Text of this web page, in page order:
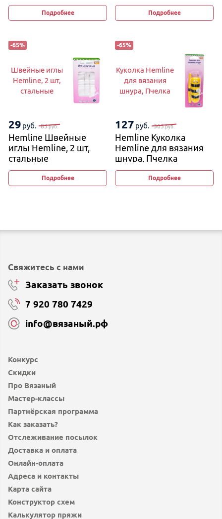
Подробнее Подробнее
-65%
Швейные иглы
Hemline, 2 шт,
стальные
29 руб. 83руб.
Hemline Швейные
иглы Hemline, 2 шт,
стальные
Подробнее
-65%
Куколка Hemline
для вязания
шнура, Пчелка
127 руб. 363руб.
Hemline Куколка
Hemline для вязания
шнура, Пчелка
Подробнее
Конкурс
Скидки
Про Вязаный
Мастер-классы
Партнёрская программа
Как заказать?
Отслеживание посылок
Доставка и оплата
Онлайн-оплата
Адреса и контакты
Карта сайта
Конструктор схем
Калькулятор пряжи
Свяжитесь с нами
Заказать звонок
7 920 780 7429
info@вязаный.рф